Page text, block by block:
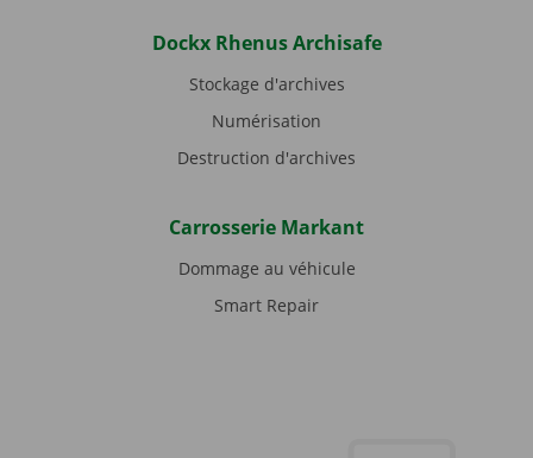
Dockx Rhenus Archisafe
Stockage d'archives
Numérisation
Destruction d'archives
Carrosserie Markant
Dommage au véhicule
Smart Repair